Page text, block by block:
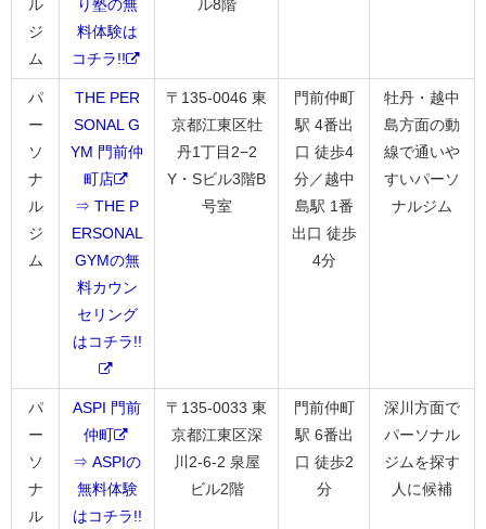
ル
ジ
ム
り塾の無
料体験は
コチラ!!
ル8階
パ
ー
ソ
ナ
ル
ジ
ム
THE PER
SONAL G
YM 門前仲
町店
⇒ THE P
ERSONAL
GYMの無
料カウン
セリング
はコチラ!!
〒135-0046 東
京都江東区牡
丹1丁目2−2
Y・Sビル3階B
号室
門前仲町
駅 4番出
口 徒歩4
分／越中
島駅 1番
出口 徒歩
4分
牡丹・越中
島方面の動
線で通いや
すいパーソ
ナルジム
パ
ー
ソ
ナ
ル
ASPI 門前
仲町
⇒ ASPIの
無料体験
はコチラ!!
〒135-0033 東
京都江東区深
川2-6-2 泉屋
ビル2階
門前仲町
駅 6番出
口 徒歩2
分
深川方面で
パーソナル
ジムを探す
人に候補